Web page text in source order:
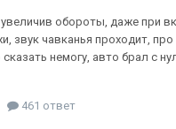
обороты, даже при
звук чавканья проходит, про
немогу, авто брал с
461 ответ